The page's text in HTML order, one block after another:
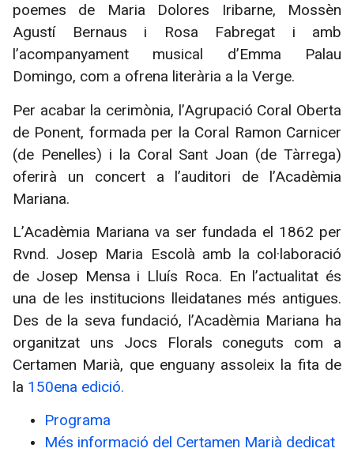
poemes de Maria Dolores Iribarne, Mossèn
Agustí Bernaus i Rosa Fabregat i amb
l’acompanyament musical d’Emma Palau
Domingo, com a ofrena literària a la Verge.
Per acabar la cerimònia, l’Agrupació Coral Oberta
de Ponent, formada per la Coral Ramon Carnicer
(de Penelles) i la Coral Sant Joan (de Tàrrega)
oferirà un concert a l’auditori de l’Acadèmia
Mariana.
L’Acadèmia Mariana va ser fundada el 1862 per
Rvnd. Josep Maria Escolà amb la col·laboració
de Josep Mensa i Lluís Roca. En l’actualitat és
una de les institucions lleidatanes més antigues.
Des de la seva fundació, l’Acadèmia Mariana ha
organitzat uns Jocs Florals coneguts com a
Certamen Marià, que enguany assoleix la fita de
la 150ena edició.
Programa
Més informació del Certamen Marià dedicat